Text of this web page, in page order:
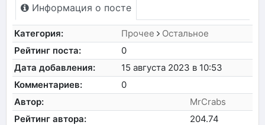
Информация о посте
Категория: Прочее
Остальное
Рейтинг поста:
0
Дата добавления:
15 августа 2023 в 10:53
Комментариев:
0
Автор:
MrCrabs
Рейтинг автора:
204.74